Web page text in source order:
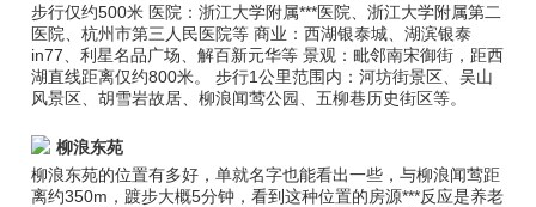
步行仅约500米 医院：浙江大学附属***医院、浙江大学附属第二
医院、杭州市第三人民医院等 商业：西湖银泰城、湖滨银泰
in77、利星名品广场、解百新元华等 景观：毗邻南宋御街，距西
湖直线距离仅约800米。 步行1公里范围内：河坊街景区、吴山
风景区、胡雪岩故居、柳浪闻莺公园、五柳巷历史街区等。
柳浪东苑
柳浪东苑的位置有多好，单就名字也能看出一些，与柳浪闻莺距
离约350m，踱步大概5分钟，看到这种位置的房源***反应是养老